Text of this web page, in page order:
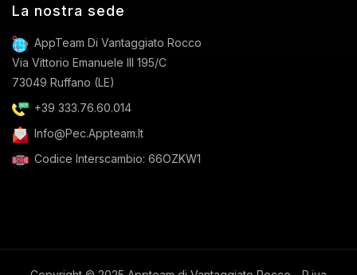
La nostra sede
AppTeam Di Vantaggiato Rocco
Via Vittorio Emanuele III 195/C
73049 Ruffano (LE)
+39 333.76.60.014
Info@pec.appteam.it
Codice Interscambio: 66OZKW1